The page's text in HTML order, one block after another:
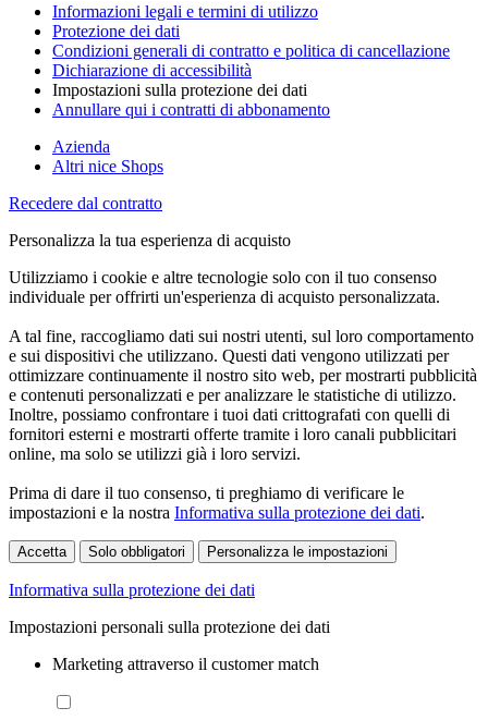
Informazioni legali e termini di utilizzo
Protezione dei dati
Condizioni generali di contratto e politica di cancellazione
Dichiarazione di accessibilità
Impostazioni sulla protezione dei dati
Annullare qui i contratti di abbonamento
Azienda
Altri nice Shops
Recedere dal contratto
Personalizza la tua esperienza di acquisto
Utilizziamo i cookie e altre tecnologie solo con il tuo consenso
individuale per offrirti un'esperienza di acquisto personalizzata.
A tal fine, raccogliamo dati sui nostri utenti, sul loro comportamento
e sui dispositivi che utilizzano. Questi dati vengono utilizzati per
ottimizzare continuamente il nostro sito web, per mostrarti pubblicità
e contenuti personalizzati e per analizzare le statistiche di utilizzo.
Inoltre, possiamo confrontare i tuoi dati crittografati con quelli di
fornitori esterni e mostrarti offerte tramite i loro canali pubblicitari
online, ma solo se utilizzi già i loro servizi.
Prima di dare il tuo consenso, ti preghiamo di verificare le
impostazioni e la nostra Informativa sulla protezione dei dati.
Accetta Solo obbligatori Personalizza le impostazioni
Informativa sulla protezione dei dati
Impostazioni personali sulla protezione dei dati
Marketing attraverso il customer match